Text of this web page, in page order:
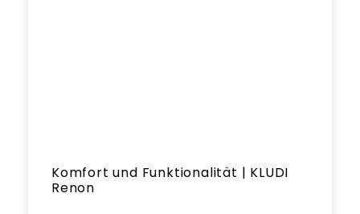
Komfort und Funktionalität | KLUDI
Renon